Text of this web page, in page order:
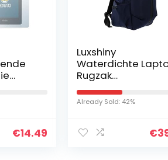
(10.
€14.49
Luxshiny
Waterdichte
Rugzak
Multifunctionele
Computer Tas USB
Opladen Laptop
Already Sold: 42%
€